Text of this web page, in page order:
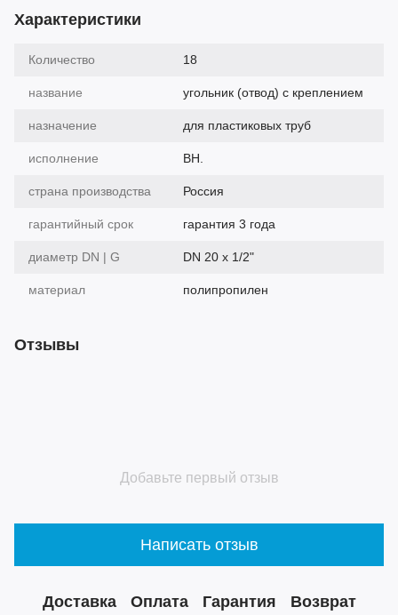
Характеристики
Количество 18
название угольник (отвод) с креплением
назначение для пластиковых труб
исполнение ВН.
страна производства Россия
гарантийный срок гарантия 3 года
диаметр DN | G DN 20 х 1/2"
материал полипропилен
Отзывы
Добавьте первый отзыв
Написать отзыв
Доставка Оплата Гарантия Возврат